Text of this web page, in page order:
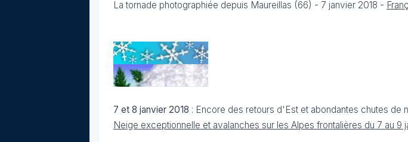
La tornade photographiée depuis Maureillas (66) - 7 janvier 2018 -
7 et 8 janvier 2018 : Encore des retours d'Est et abondantes chutes de
Neige exceptionnelle et avalanches sur les Alpes frontalières du 7 au 9